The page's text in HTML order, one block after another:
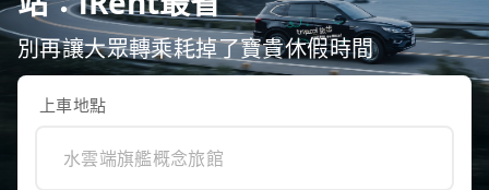
別再讓大眾轉乘耗掉了寶貴休假時間
上車地點